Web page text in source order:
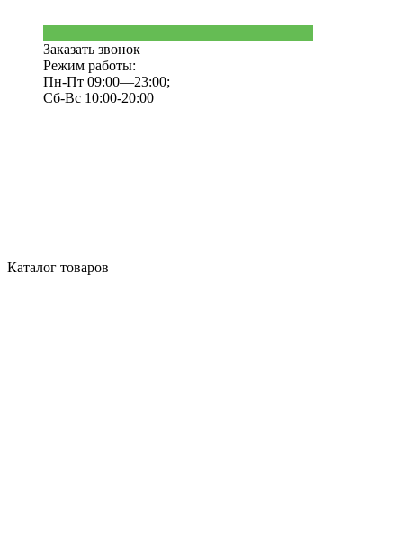
Заказать звонок
Режим работы:
Пн-Пт 09:00—23:00;
Сб-Вс 10:00-20:00
Каталог товаров